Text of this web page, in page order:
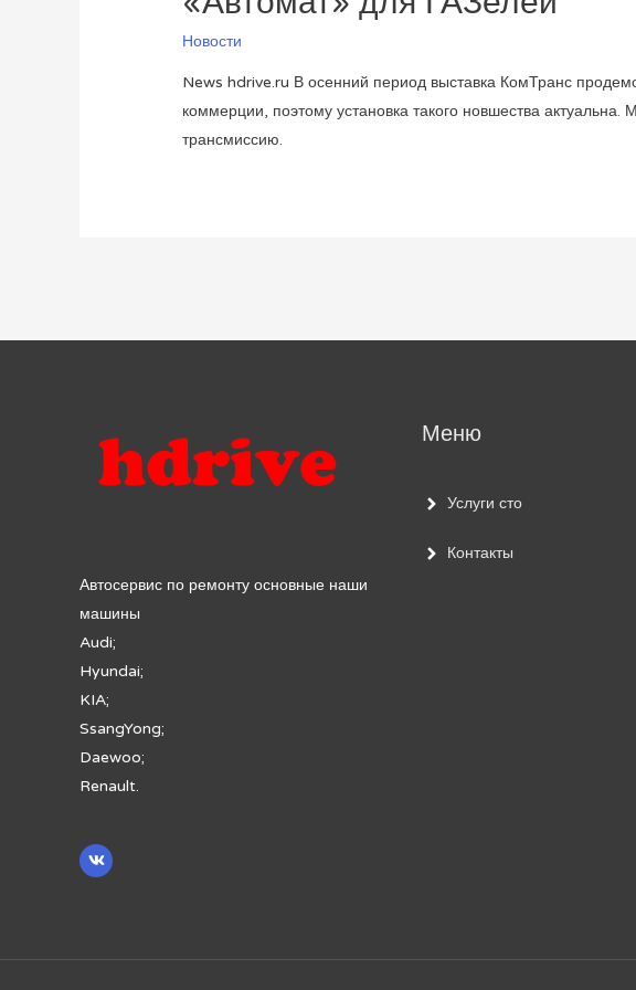
Новости
News hdrive.ru В осенний период выставка КомТранс
коммерции, поэтому установка такого новшества
трансмиссию.
Автосервис по ремонту основные наши
машины
Audi;
Hyundai;
KIA;
SsangYong;
Daewoo;
Renault.
Меню
Услуги сто
Контакты